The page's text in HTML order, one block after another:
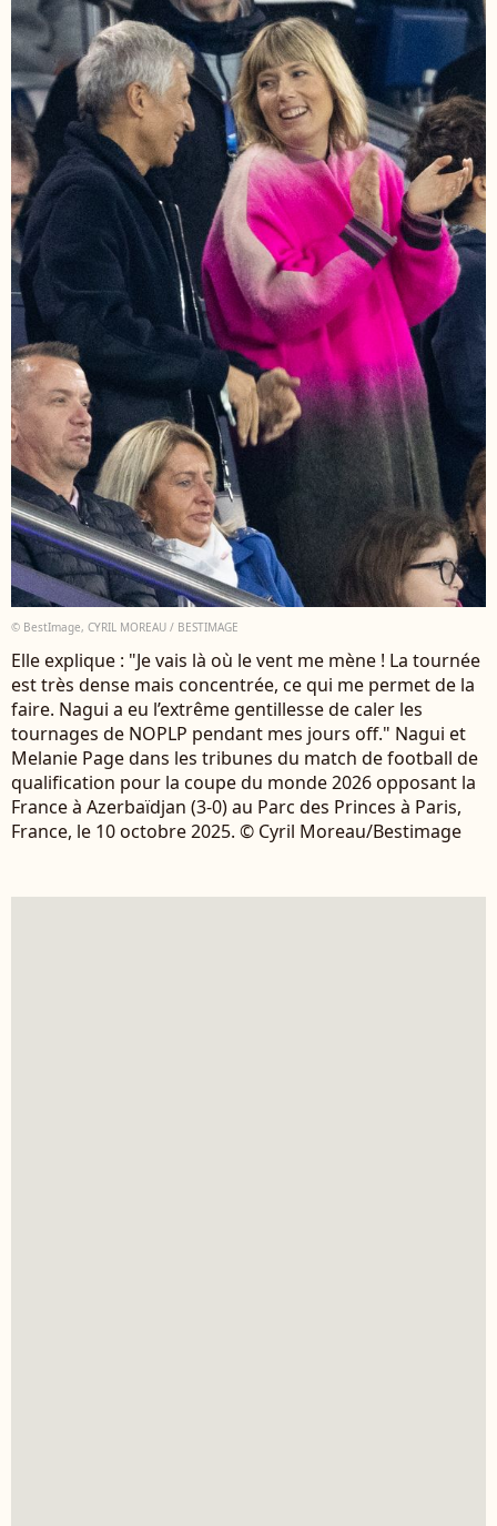
© BestImage, CYRIL MOREAU / BESTIMAGE
Elle explique : "Je vais là où le vent me mène ! La tournée
est très dense mais concentrée, ce qui me permet de la
faire. Nagui a eu l’extrême gentillesse de caler les
tournages de NOPLP pendant mes jours off." Nagui et
Melanie Page dans les tribunes du match de football de
qualification pour la coupe du monde 2026 opposant la
France à Azerbaïdjan (3-0) au Parc des Princes à Paris,
France, le 10 octobre 2025. © Cyril Moreau/Bestimage